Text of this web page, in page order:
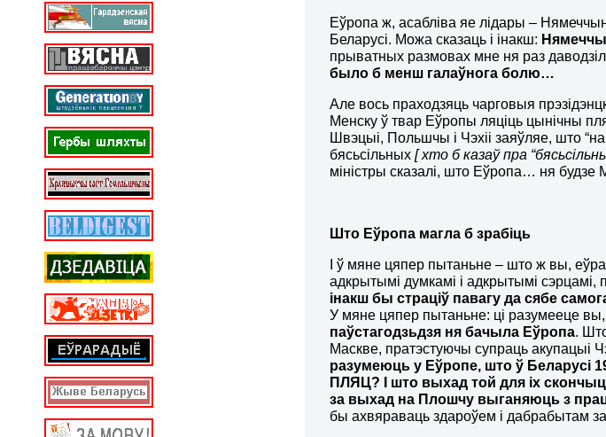
Еўропа ж, асабліва яе лідары –
Беларусі. Можа сказаць і інакш:
прыватных размовах мне ня раз
было б менш галаўнога болю…
Але вось праходзяць чарговыя
Менску ў твар Еўропы ляціць цынічны
Швэцыі, Польшчы і Чэхіі заяўляе, што
бясьсільных[ хто б казаў пра
міністры сказалі, што Еўропа… ня
Што Еўропа магла б зрабіць
І ў мяне цяпер пытаньне – што ж вы,
адкрытымі думкамі і адкрытымі
інакш бы страціў павагу да сябе
У мяне цяпер пытаньне: ці разумееце
паўстагодзьдзя ня бачыла Еўропа.
Маскве, пратэстуючы супраць акупацыі
разумеюць у Еўропе, што ў Беларусі
ПЛЯЦ? І што выхад той для іх
за выхад на Плошчу выганяюць з
бы ахвяраваць здароўем і дабрабытам